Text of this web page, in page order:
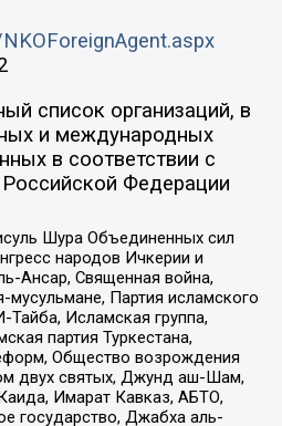
список организаций, в
и международных
в соответствии с
Федерации
Шура Объединенных сил
народов Ичкерии и
Ансар, Священная война,
мусульмане, Партия исламского
Исламская группа,
партия Туркестана,
Общество возрождения
двух святых, Джунд аш-Шам,
Имарат Кавказ, АБТО,
государство, Джабха аль-